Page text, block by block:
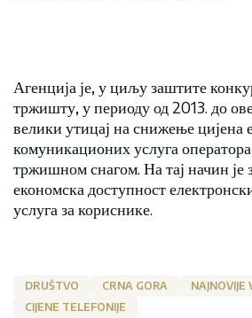
Агенција је, у циљу заштите
тржишту, у периоду од 2013. до
велики утицај на снижење цијена
комуникационих услуга
тржишном снагом. На тај начин је
економска доступност
услуга за кориснике.
DRUŠTVO CRNA GORA NAJNOVIJE
CIJENE TELEFONIJE